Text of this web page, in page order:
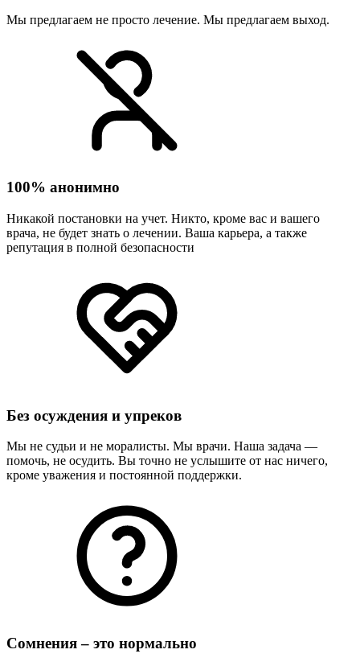
Мы предлагаем не просто лечение. Мы предлагаем выход.
100% анонимно
Никакой постановки на учет. Никто, кроме вас и вашего
врача, не будет знать о лечении. Ваша карьера, а также
репутация в полной безопасности
Без осуждения и упреков
Мы не судьи и не моралисты. Мы врачи. Наша задача —
помочь, не осудить. Вы точно не услышите от нас ничего,
кроме уважения и постоянной поддержки.
Сомнения – это нормально